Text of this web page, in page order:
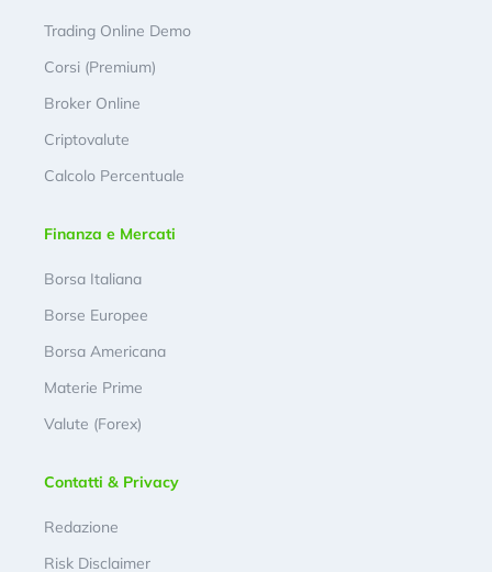
Trading Online Demo
Corsi (Premium)
Broker Online
Criptovalute
Calcolo Percentuale
Finanza e Mercati
Borsa Italiana
Borse Europee
Borsa Americana
Materie Prime
Valute (Forex)
Contatti & Privacy
Redazione
Risk Disclaimer